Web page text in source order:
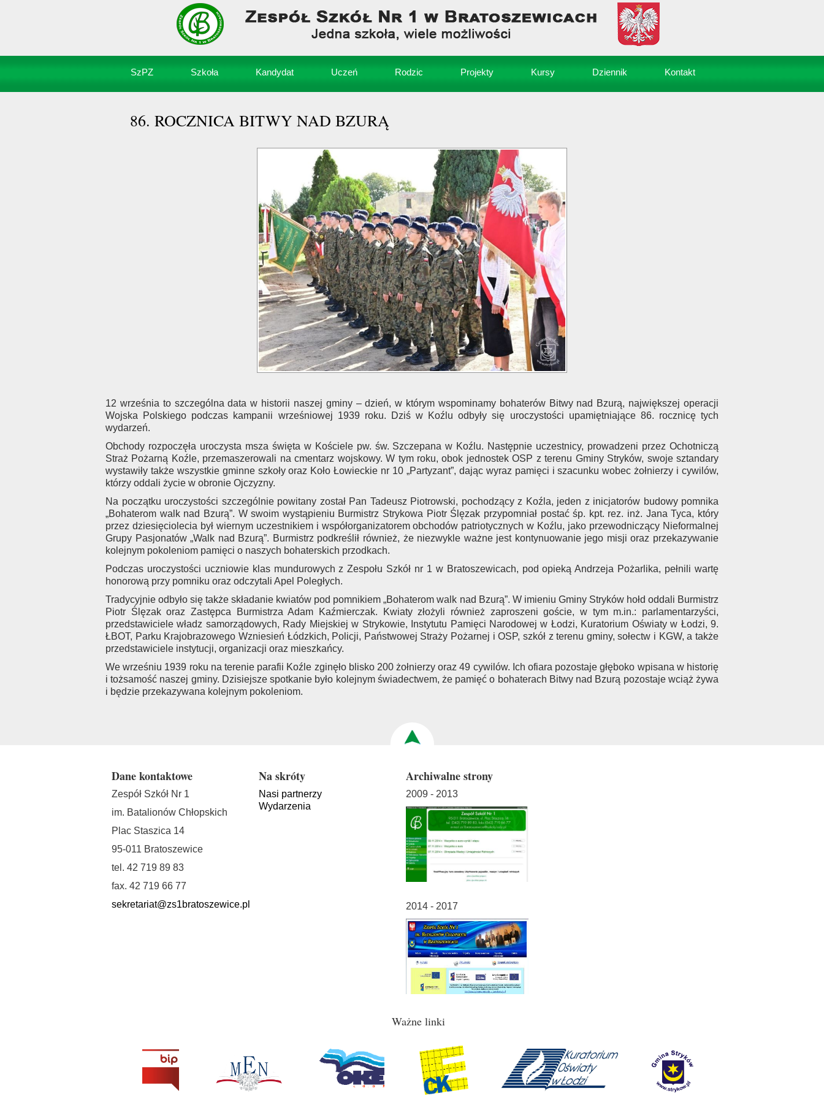
SzPZ Szkoła Kandydat Uczeń Rodzic Projekty Kursy Dziennik Kontakt
86. ROCZNICA BITWY NAD BZURĄ
12 września to szczególna data w historii naszej gminy – dzień, w którym wspominamy bohaterów Bitwy nad Bzurą, największej operacji
Wojska Polskiego podczas kampanii wrześniowej 1939 roku. Dziś w Koźlu odbyły się uroczystości upamiętniające 86. rocznicę tych
wydarzeń.
Obchody rozpoczęła uroczysta msza święta w Kościele pw. św. Szczepana w Koźlu. Następnie uczestnicy, prowadzeni przez Ochotniczą
Straż Pożarną Koźle, przemaszerowali na cmentarz wojskowy. W tym roku, obok jednostek OSP z terenu Gminy Stryków, swoje sztandary
wystawiły także wszystkie gminne szkoły oraz Koło Łowieckie nr 10 „Partyzant”, dając wyraz pamięci i szacunku wobec żołnierzy i cywilów,
którzy oddali życie w obronie Ojczyzny.
Na początku uroczystości szczególnie powitany został Pan Tadeusz Piotrowski, pochodzący z Koźla, jeden z inicjatorów budowy pomnika
„Bohaterom walk nad Bzurą”. W swoim wystąpieniu Burmistrz Strykowa Piotr Ślęzak przypomniał postać śp. kpt. rez. inż. Jana Tyca, który
przez dziesięciolecia był wiernym uczestnikiem i współorganizatorem obchodów patriotycznych w Koźlu, jako przewodniczący Nieformalnej
Grupy Pasjonatów „Walk nad Bzurą”. Burmistrz podkreślił również, że niezwykle ważne jest kontynuowanie jego misji oraz przekazywanie
kolejnym pokoleniom pamięci o naszych bohaterskich przodkach.
Podczas uroczystości uczniowie klas mundurowych z Zespołu Szkół nr 1 w Bratoszewicach, pod opieką Andrzeja Pożarlika, pełnili wartę
honorową przy pomniku oraz odczytali Apel Poległych.
Tradycyjnie odbyło się także składanie kwiatów pod pomnikiem „Bohaterom walk nad Bzurą”. W imieniu Gminy Stryków hołd oddali Burmistrz
Piotr Ślęzak oraz Zastępca Burmistrza Adam Kaźmierczak. Kwiaty złożyli również zaproszeni goście, w tym m.in.: parlamentarzyści,
przedstawiciele władz samorządowych, Rady Miejskiej w Strykowie, Instytutu Pamięci Narodowej w Łodzi, Kuratorium Oświaty w Łodzi, 9.
ŁBOT, Parku Krajobrazowego Wzniesień Łódzkich, Policji, Państwowej Straży Pożarnej i OSP, szkół z terenu gminy, sołectw i KGW, a także
przedstawiciele instytucji, organizacji oraz mieszkańcy.
We wrześniu 1939 roku na terenie parafii Koźle zginęło blisko 200 żołnierzy oraz 49 cywilów. Ich ofiara pozostaje głęboko wpisana w historię
i tożsamość naszej gminy. Dzisiejsze spotkanie było kolejnym świadectwem, że pamięć o bohaterach Bitwy nad Bzurą pozostaje wciąż żywa
i będzie przekazywana kolejnym pokoleniom.
Dane kontaktowe
Zespół Szkół Nr 1
im. Batalionów Chłopskich
Plac Staszica 14
95-011 Bratoszewice
tel. 42 719 89 83
fax. 42 719 66 77
sekretariat@zs1bratoszewice.pl
Na skróty
Nasi partnerzy
Wydarzenia
Archiwalne strony
2009 - 2013
2014 - 2017
Ważne linki